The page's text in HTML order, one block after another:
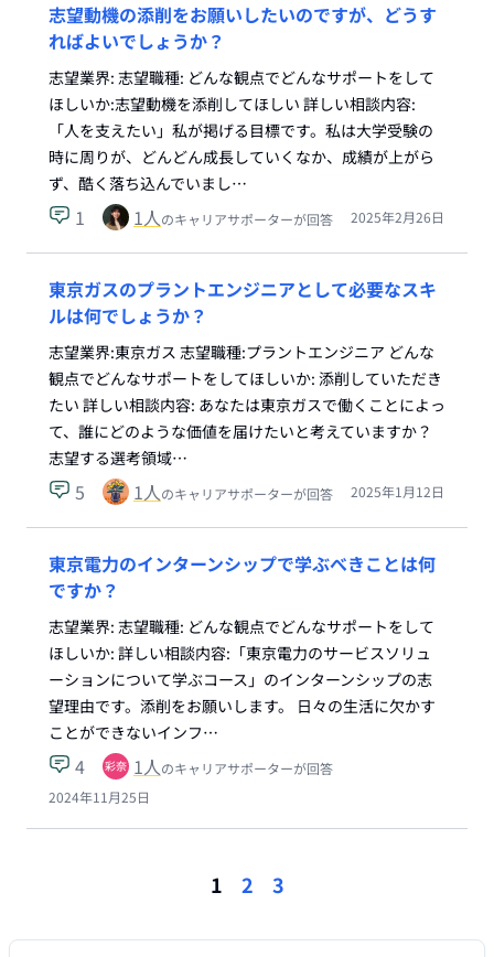
志望動機の添削をお願いしたいのですが、どうす
ればよいでしょうか？
志望業界: 志望職種: どんな観点でどんなサポートをして
ほしいか:志望動機を添削してほしい 詳しい相談内容:
「人を支えたい」私が掲げる目標です。私は大学受験の
時に周りが、どんどん成長していくなか、成績が上がら
ず、酷く落ち込んでいまし…
1 1人のキャリアサポーターが回答 2025年2月26日
東京ガスのプラントエンジニアとして必要なスキ
ルは何でしょうか？
志望業界:東京ガス 志望職種:プラントエンジニア どんな
観点でどんなサポートをしてほしいか: 添削していただき
たい 詳しい相談内容: あなたは東京ガスで働くことによっ
て、誰にどのような価値を届けたいと考えていますか？
志望する選考領域…
5 1人のキャリアサポーターが回答 2025年1月12日
東京電力のインターンシップで学ぶべきことは何
ですか？
志望業界: 志望職種: どんな観点でどんなサポートをして
ほしいか: 詳しい相談内容:「東京電力のサービスソリュ
ーションについて学ぶコース」のインターンシップの志
望理由です。添削をお願いします。 日々の生活に欠かす
ことができないインフ…
4 1人のキャリアサポーターが回答
2024年11月25日
1 2 3